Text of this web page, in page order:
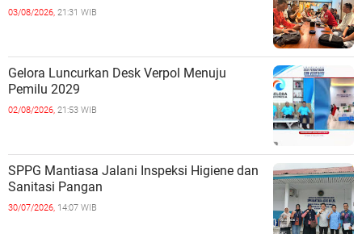
03/08/2026, 21:31 WIB
Gelora Luncurkan Desk Verpol Menuju
Pemilu 2029
02/08/2026, 21:53 WIB
SPPG Mantiasa Jalani Inspeksi Higiene dan
Sanitasi Pangan
30/07/2026, 14:07 WIB